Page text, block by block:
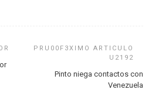
Pinto niega contactos con
Venezuela